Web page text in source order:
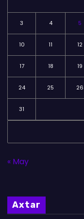
3 4 5
10 11 12
17 18 19
24 25 26
31
« May
Axtar